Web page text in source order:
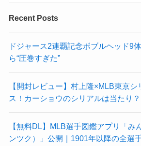
Recent Posts
ドジャース2連覇記念ボブルヘッド9
ら“圧巻すぎた”
【開封レビュー】村上隆×MLB東京
ス！カーショウのシリアルは当たり？
【無料DL】MLB選手図鑑アプリ「み
ンツク）」公開｜1901年以降の全選